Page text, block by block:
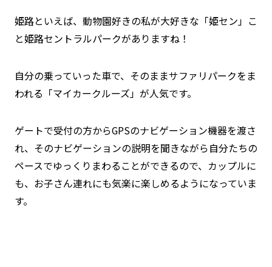
姫路といえば、動物園好きの私が大好きな「姫セン」こ
と姫路セントラルパークがありますね！
自分の乗っていった車で、そのままサファリパークをま
われる「マイカークルーズ」が人気です。
ゲートで受付の方からGPSのナビゲーション機器を渡さ
れ、そのナビゲーションの説明を聞きながら自分たちの
ペースでゆっくりまわることができるので、カップルに
も、お子さん連れにも気楽に楽しめるようになっていま
す。